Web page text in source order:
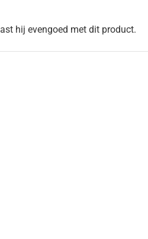
hij evengoed met dit product.